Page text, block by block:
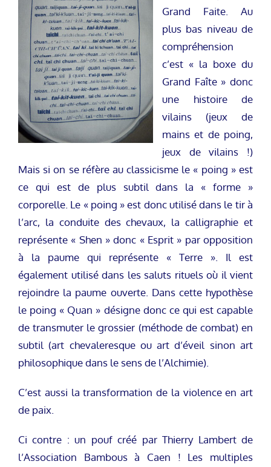
Grand Faite. Au
plus bas niveau de
compréhension
c’est « la boxe du
Grand Faîte » donc
une histoire de
vilains (jeux de
mains et de poing,
jeux de vilains !)
Mais si on se réfère au classicisme le « poing » est
ce qui est de plus subtil dans la « forme »
corporelle. Le « poing » est donc utilisé dans le tir à
l’arc, la conduite des chevaux, la calligraphie et
représente « Shen » donc « Esprit » par opposition
à la paume qui représente « Terre ». Il est
également utilisé dans les saluts rituels où il vient
rejoindre la paume ouverte. Dans cette hypothèse
le poing « Quan » désigne donc ce qui est capable
de transmuter le grossier (méthode de combat) en
subtil (art chevaleresque ou art d’éveil sinon art
philosophique dans le sens de l’Alchimie).
C’est aussi la transformation de la violence en art
de paix.
Ci contre : un pouf créé par Thierry Lambert de
l’Association Bambous à Caen ! Les multiples